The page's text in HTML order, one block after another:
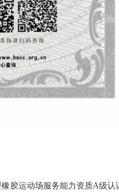
胶运动场服务能力资质A级认